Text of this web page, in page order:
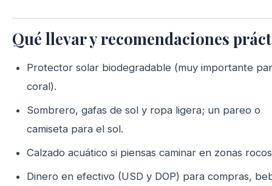
Qué llevar y recomendaciones
Protector solar biodegradable (muy importante
coral).
Sombrero, gafas de sol y ropa ligera; un pareo o
camiseta para el sol.
Calzado acuático si piensas caminar en zonas
Dinero en efectivo (USD y DOP) para compras,